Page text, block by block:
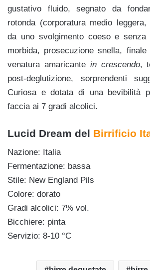
gustativo fluido, segnato da
rotonda (corporatura medio
da uno svolgimento coeso e senza
morbida, prosecuzione snella,
venatura amaricante in crescendo,
post-deglutizione, sorprendenti
Curiosa e dotata di una bevibilità
faccia ai 7 gradi alcolici.
Lucid Dream del Birrificio
Nazione: Italia
Fermentazione: bassa
Stile: New England Pils
Colore: dorato
Gradi alcolici: 7% vol.
Bicchiere: pinta
Servizio: 8-10 °C